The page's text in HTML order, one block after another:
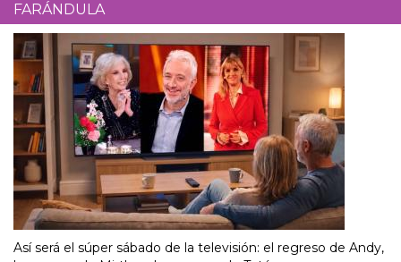
FARÁNDULA
Así será el súper sábado de la televisión: el regreso de Andy,